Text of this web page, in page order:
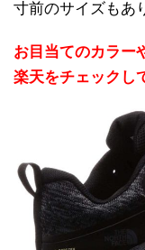
寸前のサイズもあ
お目当てのカラー
楽天をチェックし